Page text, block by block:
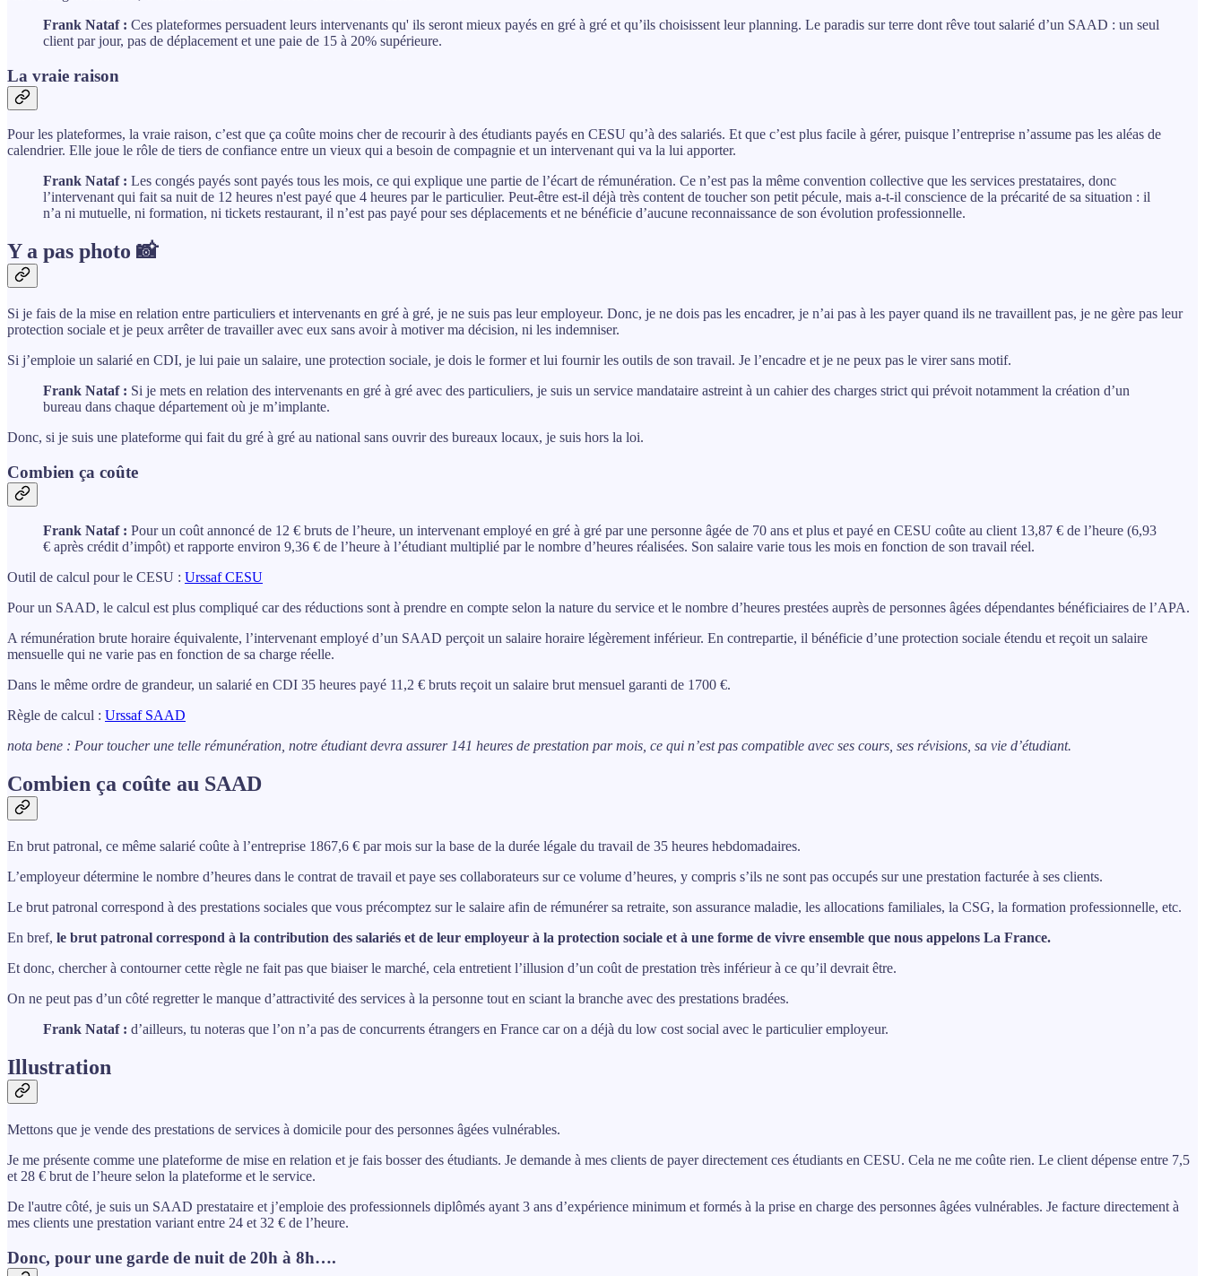
Frank Nataf : Ces plateformes persuadent leurs intervenants qu' ils seront mieux payés en gré à gré et qu’ils choisissent leur planning. Le paradis sur terre dont rêve tout salarié d’un SAAD : un seul
client par jour, pas de déplacement et une paie de 15 à 20% supérieure.
La vraie raison
Pour les plateformes, la vraie raison, c’est que ça coûte moins cher de recourir à des étudiants payés en CESU qu’à des salariés. Et que c’est plus facile à gérer, puisque l’entreprise n’assume pas les aléas de
calendrier. Elle joue le rôle de tiers de confiance entre un vieux qui a besoin de compagnie et un intervenant qui va la lui apporter.
Frank Nataf : Les congés payés sont payés tous les mois, ce qui explique une partie de l’écart de rémunération. Ce n’est pas la même convention collective que les services prestataires, donc
l’intervenant qui fait sa nuit de 12 heures n'est payé que 4 heures par le particulier. Peut-être est-il déjà très content de toucher son petit pécule, mais a-t-il conscience de la précarité de sa situation : il
n’a ni mutuelle, ni formation, ni tickets restaurant, il n’est pas payé pour ses déplacements et ne bénéficie d’aucune reconnaissance de son évolution professionnelle.
Y a pas photo 📸
Si je fais de la mise en relation entre particuliers et intervenants en gré à gré, je ne suis pas leur employeur. Donc, je ne dois pas les encadrer, je n’ai pas à les payer quand ils ne travaillent pas, je ne gère pas leur
protection sociale et je peux arrêter de travailler avec eux sans avoir à motiver ma décision, ni les indemniser.
Si j’emploie un salarié en CDI, je lui paie un salaire, une protection sociale, je dois le former et lui fournir les outils de son travail. Je l’encadre et je ne peux pas le virer sans motif.
Frank Nataf : Si je mets en relation des intervenants en gré à gré avec des particuliers, je suis un service mandataire astreint à un cahier des charges strict qui prévoit notamment la création d’un
bureau dans chaque département où je m’implante.
Donc, si je suis une plateforme qui fait du gré à gré au national sans ouvrir des bureaux locaux, je suis hors la loi.
Combien ça coûte
Frank Nataf : Pour un coût annoncé de 12 € bruts de l’heure, un intervenant employé en gré à gré par une personne âgée de 70 ans et plus et payé en CESU coûte au client 13,87 € de l’heure (6,93
€ après crédit d’impôt) et rapporte environ 9,36 € de l’heure à l’étudiant multiplié par le nombre d’heures réalisées. Son salaire varie tous les mois en fonction de son travail réel.
Outil de calcul pour le CESU : Urssaf CESU
Pour un SAAD, le calcul est plus compliqué car des réductions sont à prendre en compte selon la nature du service et le nombre d’heures prestées auprès de personnes âgées dépendantes bénéficiaires de l’APA.
A rémunération brute horaire équivalente, l’intervenant employé d’un SAAD perçoit un salaire horaire légèrement inférieur. En contrepartie, il bénéficie d’une protection sociale étendu et reçoit un salaire
mensuelle qui ne varie pas en fonction de sa charge réelle.
Dans le même ordre de grandeur, un salarié en CDI 35 heures payé 11,2 € bruts reçoit un salaire brut mensuel garanti de 1700 €.
Règle de calcul : Urssaf SAAD
nota bene : Pour toucher une telle rémunération, notre étudiant devra assurer 141 heures de prestation par mois, ce qui n’est pas compatible avec ses cours, ses révisions, sa vie d’étudiant.
Combien ça coûte au SAAD
En brut patronal, ce même salarié coûte à l’entreprise 1867,6 € par mois sur la base de la durée légale du travail de 35 heures hebdomadaires.
L’employeur détermine le nombre d’heures dans le contrat de travail et paye ses collaborateurs sur ce volume d’heures, y compris s’ils ne sont pas occupés sur une prestation facturée à ses clients.
Le brut patronal correspond à des prestations sociales que vous précomptez sur le salaire afin de rémunérer sa retraite, son assurance maladie, les allocations familiales, la CSG, la formation professionnelle, etc.
En bref, le brut patronal correspond à la contribution des salariés et de leur employeur à la protection sociale et à une forme de vivre ensemble que nous appelons La France.
Et donc, chercher à contourner cette règle ne fait pas que biaiser le marché, cela entretient l’illusion d’un coût de prestation très inférieur à ce qu’il devrait être.
On ne peut pas d’un côté regretter le manque d’attractivité des services à la personne tout en sciant la branche avec des prestations bradées.
Frank Nataf : d’ailleurs, tu noteras que l’on n’a pas de concurrents étrangers en France car on a déjà du low cost social avec le particulier employeur.
Illustration
Mettons que je vende des prestations de services à domicile pour des personnes âgées vulnérables.
Je me présente comme une plateforme de mise en relation et je fais bosser des étudiants. Je demande à mes clients de payer directement ces étudiants en CESU. Cela ne me coûte rien. Le client dépense entre 7,5
et 28 € brut de l’heure selon la plateforme et le service.
De l'autre côté, je suis un SAAD prestataire et j’emploie des professionnels diplômés ayant 3 ans d’expérience minimum et formés à la prise en charge des personnes âgées vulnérables. Je facture directement à
mes clients une prestation variant entre 24 et 32 € de l’heure.
Donc, pour une garde de nuit de 20h à 8h….